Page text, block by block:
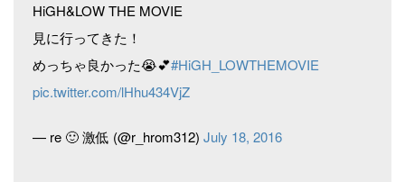
HiGH&LOW THE MOVIE
見に行ってきた！
めっちゃ良かった😭💕#HiGH_LOWTHEMOVIE
pic.twitter.com/lHhu434VjZ
— re 🙂 激低 (@r_hrom312) July 18, 2016